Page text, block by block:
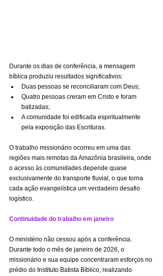
Durante os dias de conferência, a mensagem
bíblica produziu resultados significativos:
Duas pessoas se reconciliaram com Deus;
Quatro pessoas creram em Cristo e foram
batizadas;
A comunidade foi edificada espiritualmente
pela exposição das Escrituras.
O trabalho missionário ocorreu em uma das
regiões mais remotas da Amazônia brasileira, onde
o acesso às comunidades depende quase
exclusivamente do transporte fluvial, o que torna
cada ação evangelística um verdadeiro desafio
logístico.
Continuidade do trabalho em janeiro
O ministério não cessou após a conferência.
Durante todo o mês de janeiro de 2026, o
missionário e sua equipe concentraram esforços no
prédio do Instituto Batista Bíblico, realizando